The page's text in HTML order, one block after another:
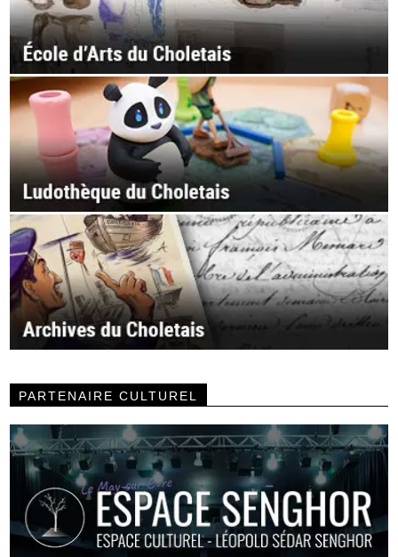
PARTENAIRE CULTUREL